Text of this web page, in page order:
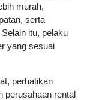
murah,
serta
itu, pelaku
yang sesuai
perhatikan
perusahaan rental